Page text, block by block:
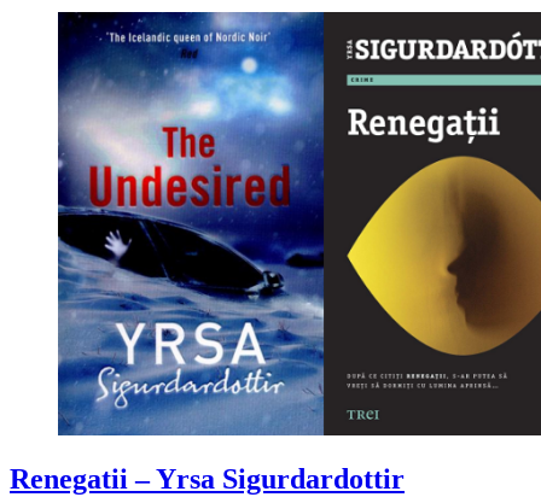
Renegatii – Yrsa Sigurdardottir